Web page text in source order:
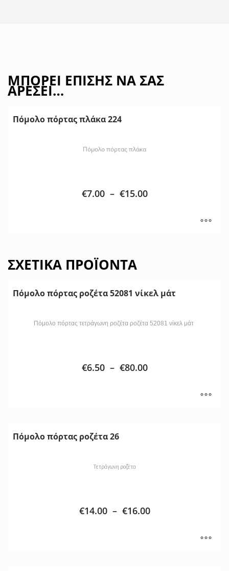
ΜΠΟΡΕΊ ΕΠΊΣΗΣ ΝΑ ΣΑΣ
ΑΡΈΣΕΙ…
Πόμολο πόρτας πλάκα 224
Πόμολο πόρτας πλάκα
€7.00 – €15.00
ΣΧΕΤΙΚΆ ΠΡΟΪΌΝΤΑ
Πόμολο πόρτας ροζέτα 52081 νίκελ μάτ
Πόμολο πόρτας τετράγωνη ροζέτα ροζέτα 52081 νίκελ μάτ
€6.50 – €80.00
Πόμολο πόρτας ροζέτα 26
Τετράγωνη ροζέτα
€14.00 – €16.00